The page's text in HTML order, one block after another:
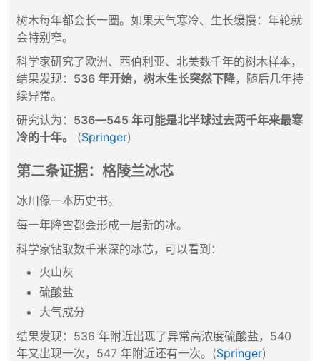
树木每年都会长一圈。如果天气寒冷、生长缓慢：年轮就
会特别窄。
科学家研究了欧洲、西伯利亚、北美数千年的树木样本，
结果发现： 536 年开始，树木生长突然下降，随后几年持
续异常。
研究认为： 536—545 年可能是北半球过去两千年来最寒
冷的十年。
(Springer)
第二条证据：格陵兰冰芯
冰川像一本历史书。
每一年降雪都会形成一层新的冰。
科学家钻取数千米深的冰芯，可以看到：
火山灰
硫酸盐
大气成分
结果发现：536 年附近出现了异常高浓度硫酸盐，540
年又出现一次，547 年附近还有一次。(Springer)